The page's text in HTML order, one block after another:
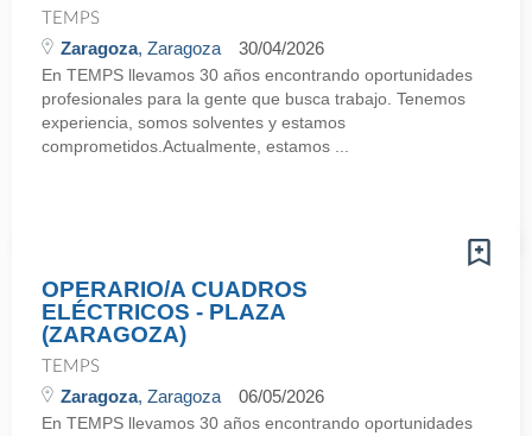
TEMPS
Zaragoza, Zaragoza 30/04/2026
En TEMPS llevamos 30 años encontrando oportunidades
profesionales para la gente que busca trabajo. Tenemos
experiencia, somos solventes y estamos
comprometidos.Actualmente, estamos ...
OPERARIO/A CUADROS
ELÉCTRICOS - PLAZA
(ZARAGOZA)
TEMPS
Zaragoza, Zaragoza 06/05/2026
En TEMPS llevamos 30 años encontrando oportunidades